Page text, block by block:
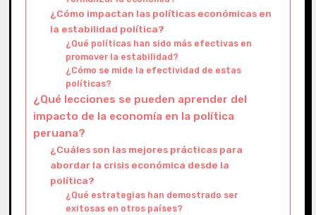
¿Cómo impactan las políticas económicas en
la estabilidad política?
¿Qué políticas han sido más efectivas en
promover la estabilidad?
¿Cómo se mide la efectividad de estas
políticas?
¿Qué lecciones se pueden aprender del
impacto de la economía en la política
peruana?
¿Cuáles son las mejores prácticas para
abordar la crisis económica desde la
política?
¿Qué estrategias han demostrado ser
exitosas en otros países?